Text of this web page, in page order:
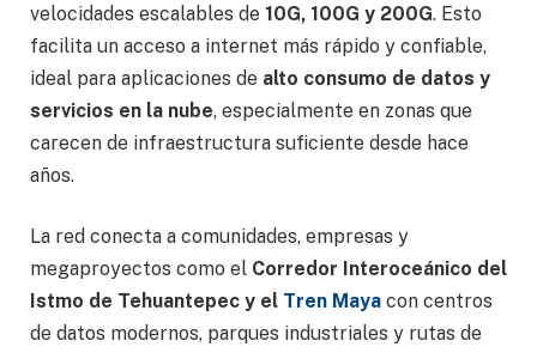
velocidades escalables de 10G, 100G y 200G. Esto
facilita un acceso a internet más rápido y confiable,
ideal para aplicaciones de alto consumo de datos y
servicios en la nube, especialmente en zonas que
carecen de infraestructura suficiente desde hace
años.
La red conecta a comunidades, empresas y
megaproyectos como el Corredor Interoceánico del
Istmo de Tehuantepec y el Tren Maya con centros
de datos modernos, parques industriales y rutas de